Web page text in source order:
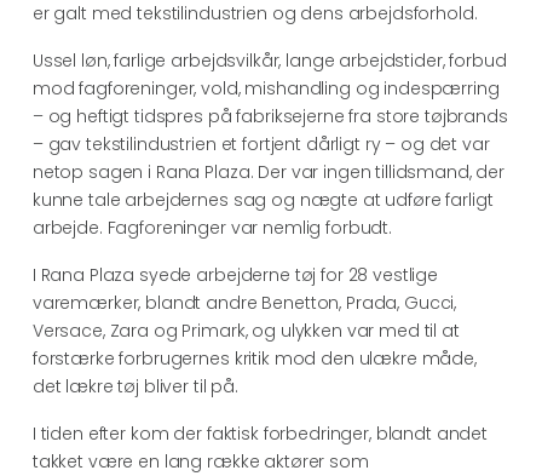
er galt med tekstilindustrien og dens arbejdsforhold.
Ussel løn, farlige arbejdsvilkår, lange arbejdstider, forbud
mod fagforeninger, vold, mishandling og indespærring
– og heftigt tidspres på fabriksejerne fra store tøjbrands
– gav tekstilindustrien et fortjent dårligt ry – og det var
netop sagen i Rana Plaza. Der var ingen tillidsmand, der
kunne tale arbejdernes sag og nægte at udføre farligt
arbejde. Fagforeninger var nemlig forbudt.
I Rana Plaza syede arbejderne tøj for 28 vestlige
varemærker, blandt andre Benetton, Prada, Gucci,
Versace, Zara og Primark, og ulykken var med til at
forstærke forbrugernes kritik mod den ulækre måde,
det lækre tøj bliver til på.
I tiden efter kom der faktisk forbedringer, blandt andet
takket være en lang række aktører som